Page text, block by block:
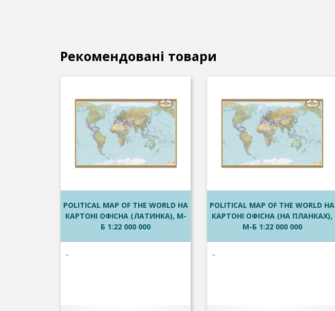
Рекомендовані товари
POLITICAL MAP OF THE WORLD НА
КАРТОНІ ОФІСНА (ЛАТИНКА), М-
Б 1:22 000 000
..
POLITICAL MAP OF THE WORLD НА
КАРТОНІ ОФІСНА (НА ПЛАНКАХ),
М-Б 1:22 000 000
..